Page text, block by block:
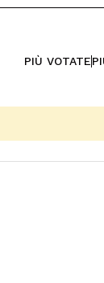
PIÙ VOTATE